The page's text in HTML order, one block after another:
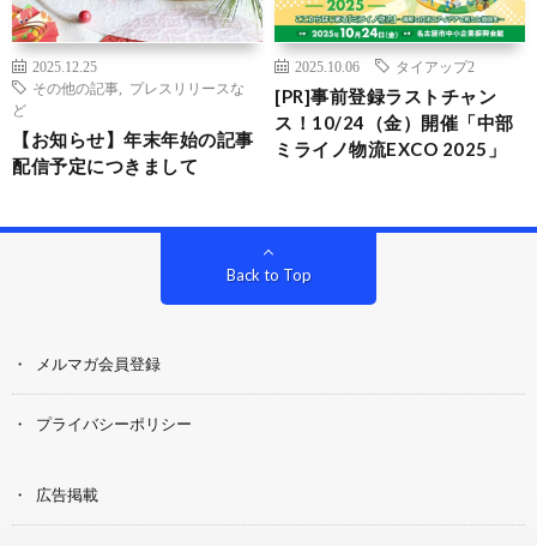
2025.12.25
その他の記事
プレスリリースな
ど
【お知らせ】年末年始の記事
配信予定につきまして
2025.10.06 タイアップ2
[PR]事前登録ラストチャン
ス！10/24（金）開催「中部
ミライノ物流EXCO 2025」
Back to Top
メルマガ会員登録
プライバシーポリシー
広告掲載